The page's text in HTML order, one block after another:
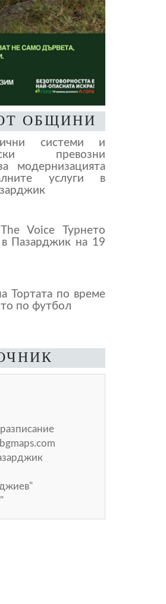
ОБЩИНИ
системи и
превозни
модернизацията
услуги в
Voice Турнето
Пазарджик на 19
Тортата по време
по футбол
bgmaps.com